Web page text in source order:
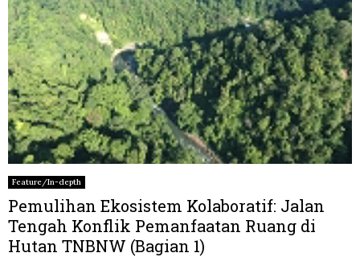
Feature/In-depth
Pemulihan Ekosistem Kolaboratif: Jalan
Tengah Konflik Pemanfaatan Ruang di
Hutan TNBNW (Bagian 1)